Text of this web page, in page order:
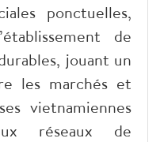
ponctuelles,
de
jouant un
les marchés et
vietnamiennes
réseaux de